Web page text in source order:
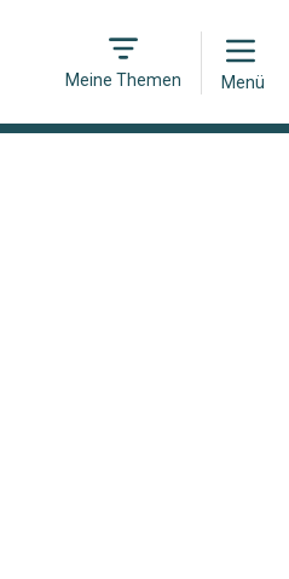
Meine Themen
Open
Menü